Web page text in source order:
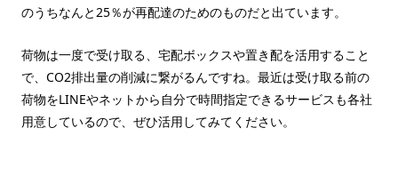
のうちなんと25％が再配達のためのものだと出ています。
荷物は一度で受け取る、宅配ボックスや置き配を活用すること
で、CO2排出量の削減に繋がるんですね。最近は受け取る前の
荷物をLINEやネットから自分で時間指定できるサービスも各社
用意しているので、ぜひ活用してみてください。